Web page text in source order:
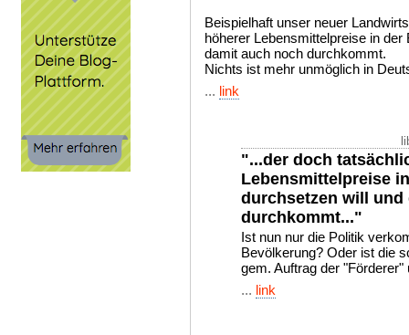
Beispielhaft unser neuer
höherer Lebensmittelpreise in
damit auch noch durchkommt.
Nichts ist mehr unmöglich in
... link
"...der doch
Lebensmittelpreise
durchsetzen will und
durchkommt..."
Ist nun nur die Politik
Bevölkerung? Oder ist die
gem. Auftrag der "Förderer"
... link